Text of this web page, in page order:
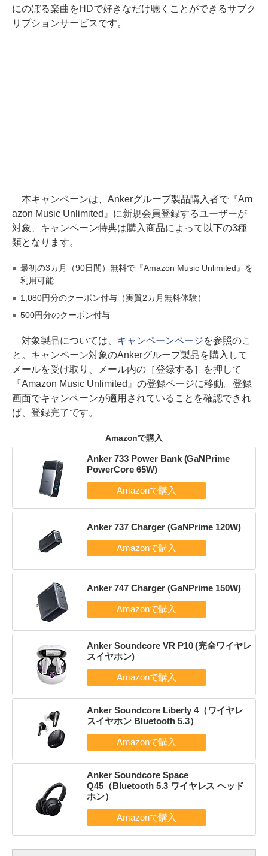
にのぼる楽曲をHDで好きなだけ聴くことができるサブク
リプションサービスです。
本キャンペーンは、Ankerグループ製品購入者で『Am
azon Music Unlimited』に新規会員登録するユーザーが
対象、キャンペーン特典は購入商品によって以下の3種
類となります。
最初の3カ月（90日間）無料で『Amazon Music Unlimited』を
利用可能
1,080円分のクーポン付与（実質2カ月無料体験）
500円分のクーポン付与
対象製品については、 キャンペーンページを参照のこ
と。キャンペーン対象のAnkerグループ製品を購入して
メールを受け取り、メール内の［登録する］を押して
『Amazon Music Unlimited』の登録ページに移動。登録
画面でキャンペーンが適用されていることを確認できれ
ば、登録完了です。
Amazonで購入
Anker 733 Power Bank (GaNPrime
PowerCore 65W)
Anker 737 Charger (GaNPrime 120W)
Anker 747 Charger (GaNPrime 150W)
Anker Soundcore VR P10 (完全ワイヤレ
スイヤホン)
Anker Soundcore Liberty 4（ワイヤレ
スイヤホン Bluetooth 5.3）
Anker Soundcore Space
Q45（Bluetooth 5.3 ワイヤレス ヘッド
ホン）